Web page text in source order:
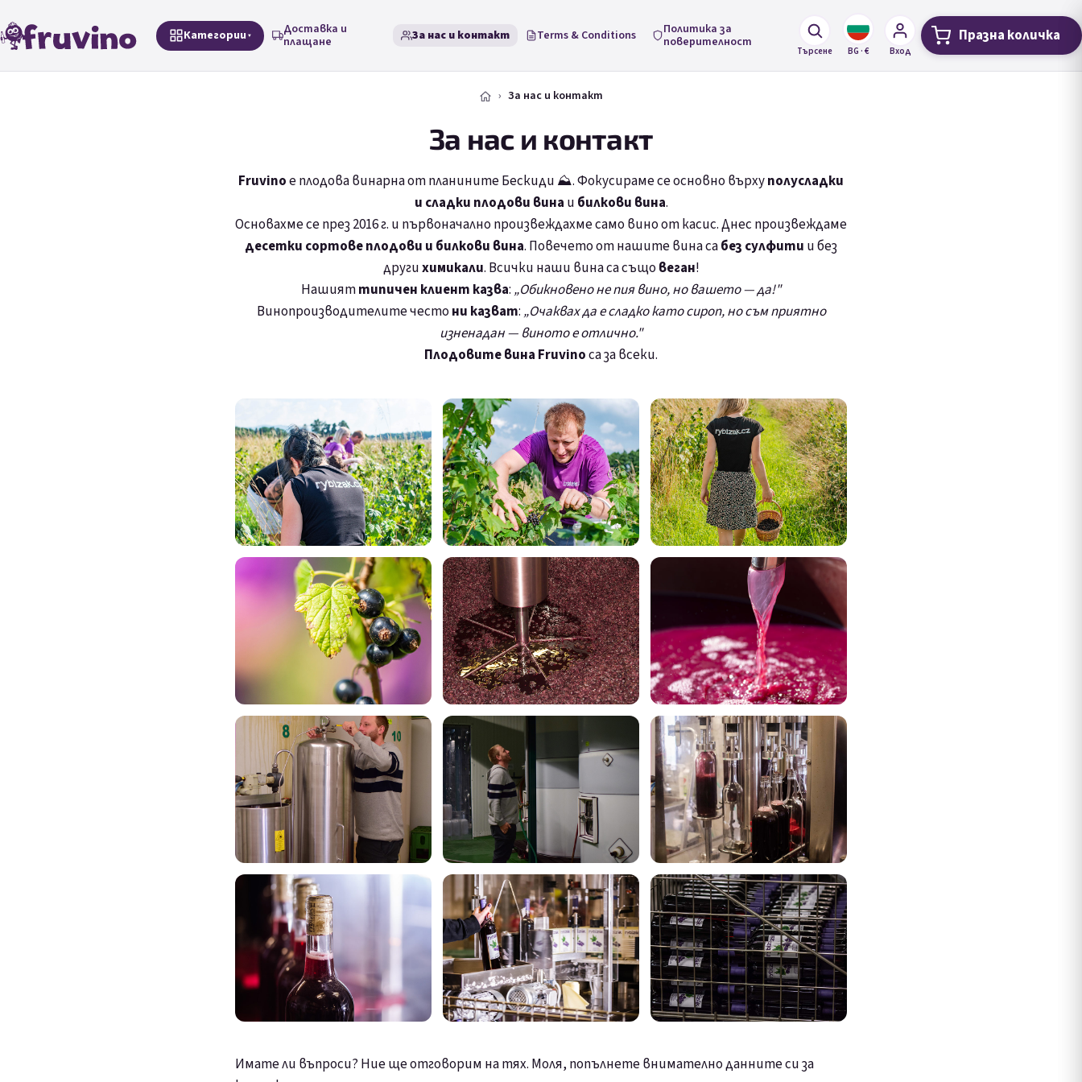
Категории
Доставка и
плащане
За нас и контакт Terms & Conditions
Политика за
поверителност
Търсене BG · € Вход Количка за
Празна количка
За нас и контакт
За нас и контакт
Fruvinoе плодова винарна от планините Бескиди ⛰️. Фокусираме се основно върхуполусладки
и сладки плодови вина и билкови вина.
Основахме се през 2016 г. и първоначално произвеждахме самовино от касис. Днес произвеждаме
десетки сортове плодови и билкови вина. Повечето от нашите вина сабез сулфити и без
другихимикали. Всички наши вина са същовеган!
Нашияттипичен клиент казва: „Обикновено не пия вино, но вашето — да!"
Винопроизводителите честони казват: „Очаквах да е сладко като сироп, но съм приятно
изненадан — виното е отлично."
Плодовите вина Fruvinoса за всеки.
Имате ли въпроси? Ние ще отговорим на тях. Моля, попълнете внимателно данните си за